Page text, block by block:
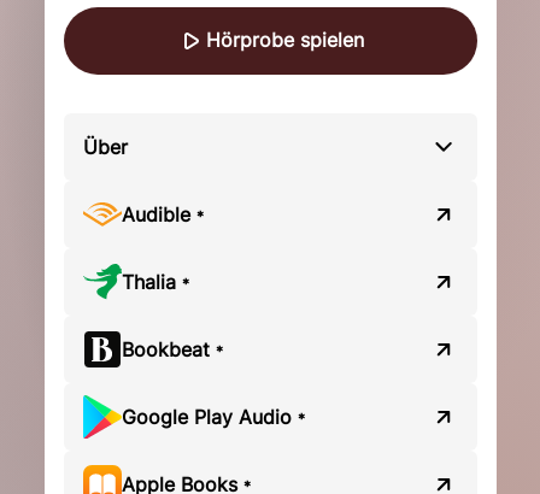
Hörprobe spielen
Über
Audible *
Thalia *
Bookbeat *
Google Play Audio *
Apple Books *